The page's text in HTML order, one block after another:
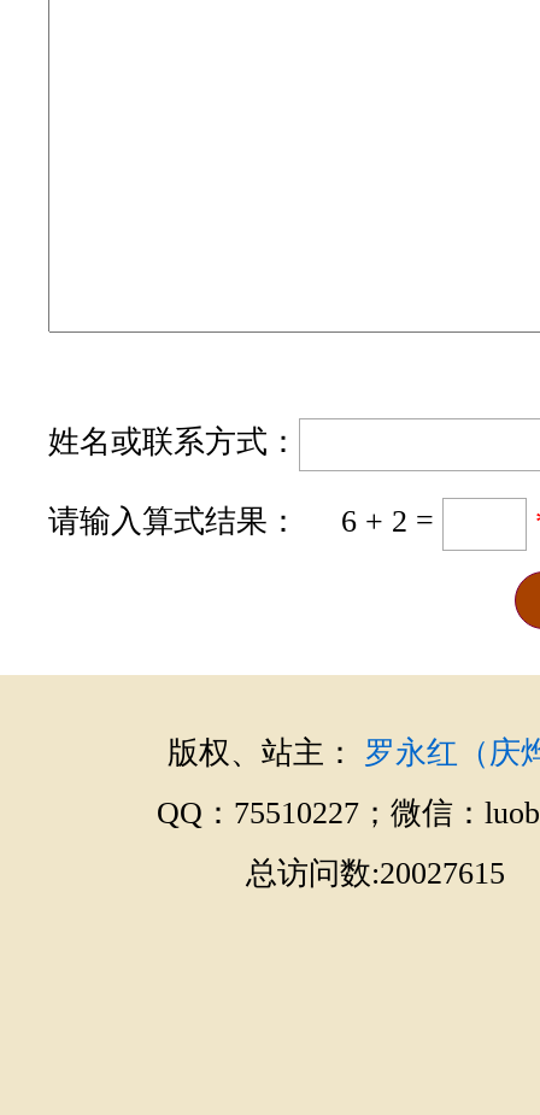
姓名或联系方式：
请输入算式结果： 6 + 2 =
版权、站主： 罗永红（庆
QQ：75510227；微信：
总访问数:20027615